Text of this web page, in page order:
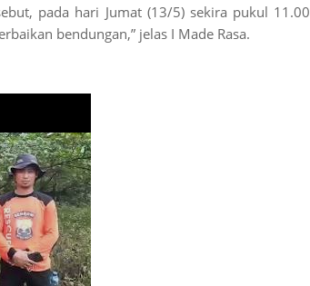
pada hari Jumat (13/5) sekira pukul 11.00
bendungan,” jelas I Made Rasa.